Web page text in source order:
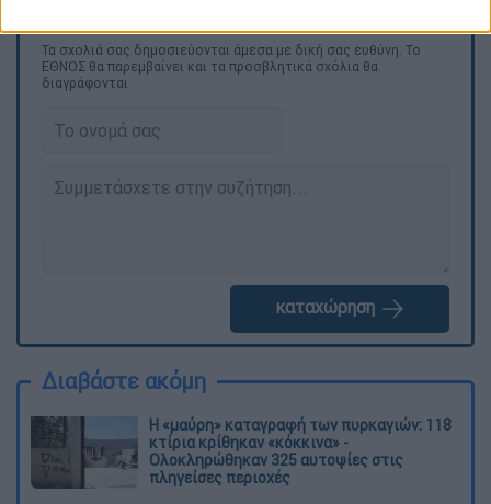
Τα σχολιά σας δημοσιεύονται άμεσα με δική σας ευθύνη. Το
ΕΘΝΟΣ θα παρεμβαίνει και τα προσβλητικά σχόλια θα
διαγράφονται
καταχώρηση
Διαβάστε ακόμη
Η «μαύρη» καταγραφή των πυρκαγιών: 118
κτίρια κρίθηκαν «κόκκινα» -
Ολοκληρώθηκαν 325 αυτοψίες στις
πληγείσες περιοχές